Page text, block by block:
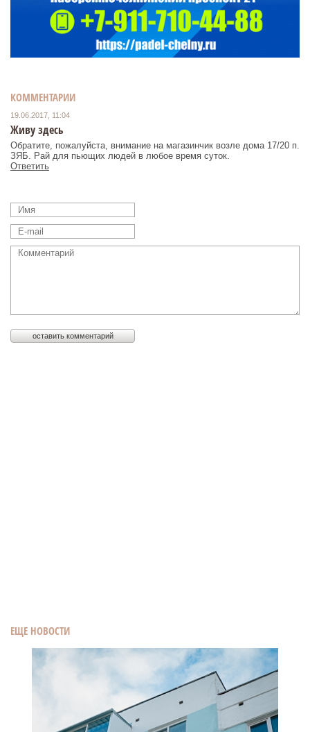
ЕЩЕ НОВОСТИ
КОММЕНТАРИИ
19.06.2017, 11:04
Живу здесь
Обратите, пожалуйста, внимание на магазинчик возле дома 17/20 п.
ЗЯБ. Рай для пьющих людей в любое время суток.
Ответить